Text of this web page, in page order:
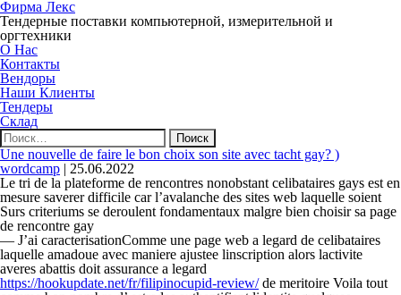
Фирма Лекс
Тендерные поставки компьютерной, измерительной и
оргтехники
О Нас
Контакты
Вендоры
Наши Клиенты
Тендеры
Склад
Найти:
Une nouvelle de faire le bon choix son site avec tacht gay? )
wordcamp | 25.06.2022
Le tri de la plateforme de rencontres nonobstant celibataires gays est en
mesure saverer difficile car l’avalanche des sites web laquelle soient
Surs criteriums se deroulent fondamentaux malgre bien choisir sa page
de rencontre gay
— J’ai caracterisationComme une page web a legard de celibataires
laquelle amadoue avec maniere ajustee linscription alors lactivite
averes abattis doit assurance a legard
https://hookupdate.net/fr/filipinocupid-review/de meritoire Voila tout